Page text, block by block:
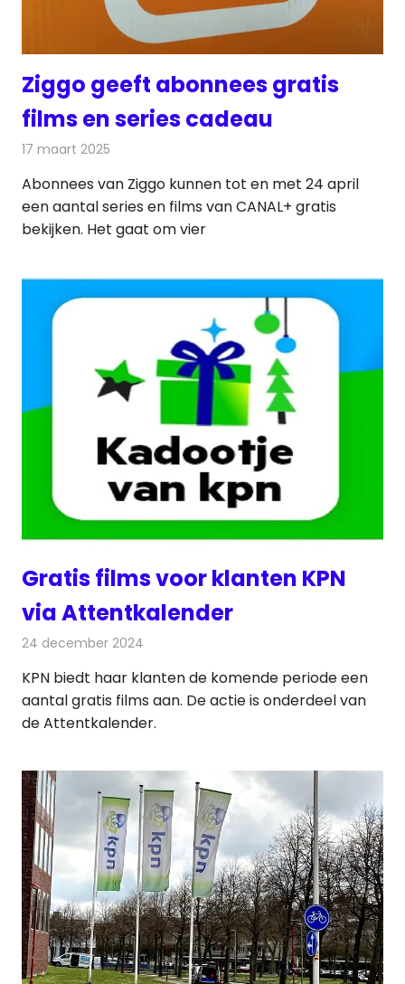
Ziggo geeft abonnees gratis
films en series cadeau
17 maart 2025
Abonnees van Ziggo kunnen tot en met 24 april
een aantal series en films van CANAL+ gratis
bekijken. Het gaat om vier
Gratis films voor klanten KPN
via Attentkalender
24 december 2024
KPN biedt haar klanten de komende periode een
aantal gratis films aan. De actie is onderdeel van
de Attentkalender.